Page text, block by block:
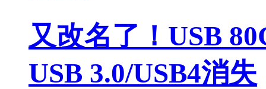
又改名了！USB
USB 3.0/USB4消失